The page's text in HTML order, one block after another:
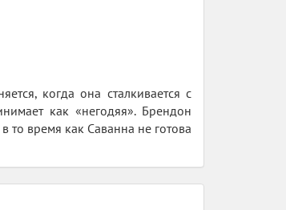
когда она сталкивается с
как «негодяя». Брендон
то время как Саванна не готова